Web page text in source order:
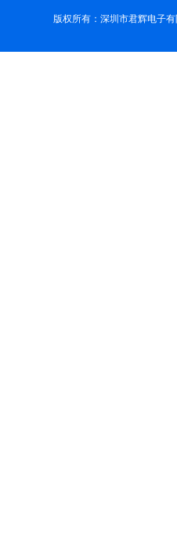
版权所有：深圳市君辉电子